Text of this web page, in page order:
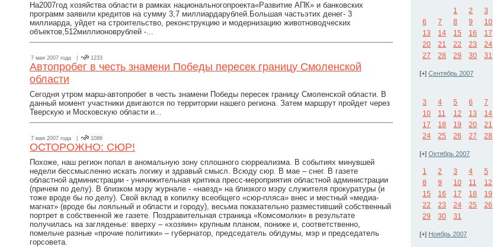
На2007год хозяйства области в рамках национальногопроекта«Развитие АПК» и банковских
программ заявили кредитов на сумму 3,7 миллиардарублей.Большая частьэтих денег- 3
миллиарда, уйдет на строительство, реконструкцию и модернизацию животноводческих
объектов,512миллионоврублей -...
7 мая 2007 года | 1233
Автопробег в честь знамени Победы пересек границу Смоленской
области
Сегодня утром марш-автопробег в честь знамени Победы пересек границу Смоленской области. В
данный момент участники двигаются по территории нашего региона. Затем маршрут пройдет через
Тверскую и Московскую области и...
7 мая 2007 года | 1086
ОСТОРОЖНО: СЮР!
Похоже, наш регион попал в аномальную зону сплошного сюрреализма. В событиях минувшей
недели бессмысленно искать логику и здравый смысл. Всюду сюр. В мае – снег. В газете
областной администрации - уничижительная критика пресс-мероприятия областной администрации
(причем по делу). В близком мэру журнале - «наезд» на близкого мэру служителя прокуратуры (и
тоже вроде бы по делу). Свой вклад в копилку всеобщего «сюр-пляса» внес и местный «медиа-
магнат» (вроде бы лояльный и области и городу), весьма показательно разместивший собственный
портрет в собственной же газете. Поздравительная страница «Комсомолки» в результате
получилась на загляденье: вверху – «хозяин» крупным планом, пониже и, соответственно,
помельче разные «прочие политики» – губернатор, председатель облдумы, мэр и председатель
горсовета.
1 2 3
6
7 8 9 10
13
14 15 16 17
20
21 22 23 24
27
28 29 30 31
[+] Сентябрь 2007
3
4 5 6 7
10
11 12 13 14
17
18 19 20 21
24
25 26 27 28
[+] Октябрь 2007
1 2 3 4 5
8
9 10 11 12
15
16 17 18 19
22
23 24 25 26
29
30 31
[+] Ноябрь 2007